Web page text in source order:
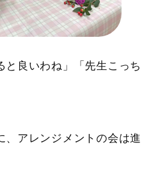
と良いわね」「先生こっち
、アレンジメントの会は進